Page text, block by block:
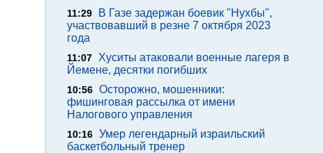
11:29
В Газе задержан боевик "Нухбы",
участвовавший в резне 7 октября 2023
года
11:07
Хуситы атаковали военные лагеря в
Йемене, десятки погибших
10:56 Осторожно, мошенники:
фишинговая рассылка от имени
Налогового управления
10:16 Умер легендарный израильский
баскетбольный тренер